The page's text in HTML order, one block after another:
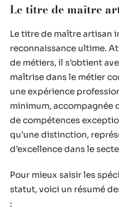
Le titre de maître
Le titre de maître artisan
reconnaissance ultime.
de métiers, il s’obtient
maîtrise dans le métier
une expérience
minimum, accompagnée
de compétences
qu’une distinction,
d’excellence dans le
Pour mieux saisir les
statut, voici un résumé
: